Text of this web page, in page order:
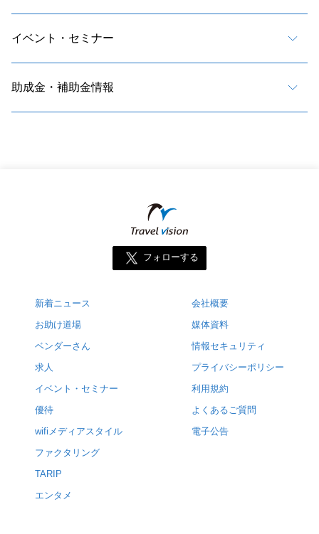
イベント・セミナー
助成金・補助金情報
フォローする
新着ニュース
お助け道場
ベンダーさん
求人
イベント・セミナー
優待
wifiメディアスタイル
ファクタリング
TARIP
エンタメ
会社概要
媒体資料
情報セキュリティ
プライバシーポリシー
利用規約
よくあるご質問
電子公告